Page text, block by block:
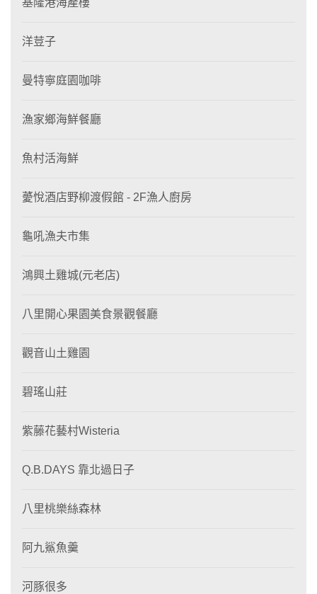
洋荳子
曼特寧庭園咖啡
漁家鄉海鮮餐廳
魚村活海鮮
薆悅酒店野柳渡假館 - 2F漁人廚房
龜吼漁夫市集
鴻興土雞城(元老店)
八里開心果園美食景觀餐廳
觀音山土雞園
碧瑤山莊
紫藤花藝村Wisteria
Q.B.DAYS 靠北過日子
八里桃樂絲森林
阿九鯊魚羹
河豚很多